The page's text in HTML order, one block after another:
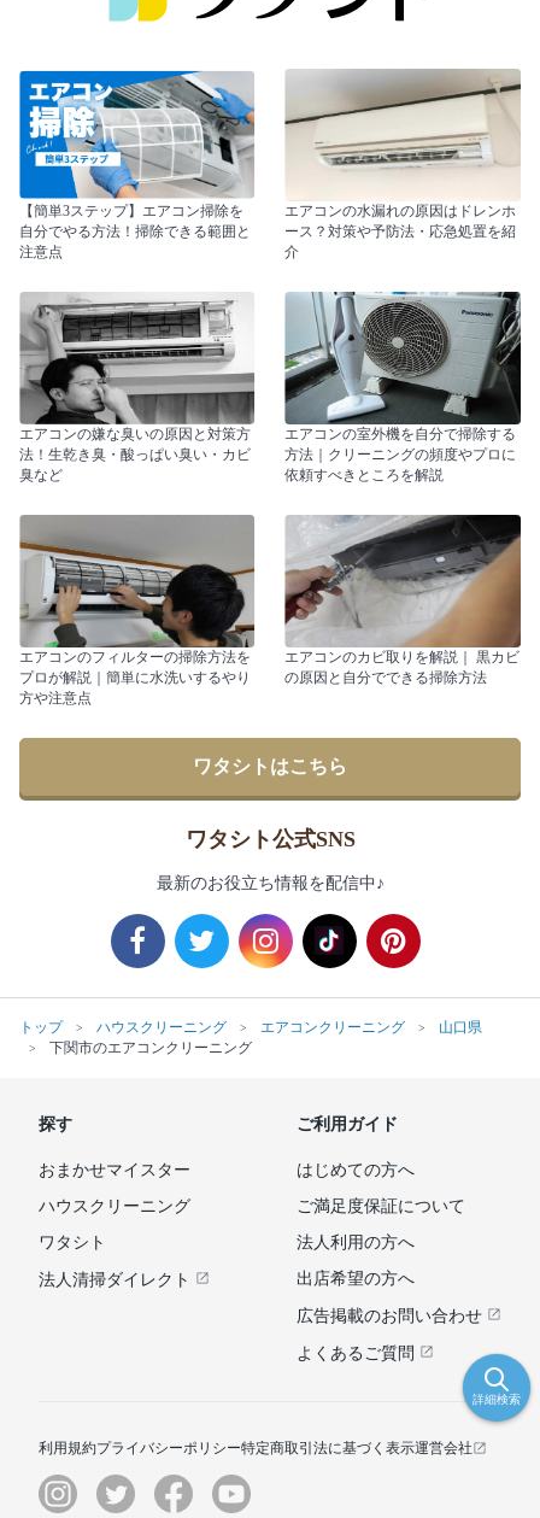
【簡単3ステップ】エアコン掃除を
自分でやる方法！掃除できる範囲と
注意点
エアコンの水漏れの原因はドレンホ
ース？対策や予防法・応急処置を紹
介
エアコンの嫌な臭いの原因と対策方
法！生乾き臭・酸っぱい臭い・カビ
臭など
エアコンの室外機を自分で掃除する
方法｜クリーニングの頻度やプロに
依頼すべきところを解説
エアコンのフィルターの掃除方法を
プロが解説｜簡単に水洗いするやり
方や注意点
エアコンのカビ取りを解説｜ 黒カビ
の原因と自分でできる掃除方法
ワタシトはこちら
ワタシト公式SNS
最新のお役立ち情報を配信中♪
トップ ハウスクリーニング エアコンクリーニング
山口県
下関市のエアコンクリーニング
詳細検索
探す
おまかせマイスター
ハウスクリーニング
ワタシト
法人清掃ダイレクト
ご利用ガイド
はじめての方へ
ご満足度保証について
法人利用の方へ
出店希望の方へ
広告掲載のお問い合わせ
よくあるご質問
利用規約プライバシーポリシー特定商取引法に基づく表示運営会社